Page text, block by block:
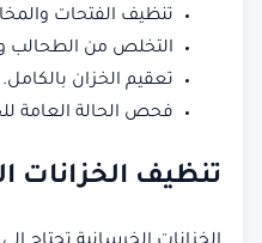
تنظيف الفتحات
التخلص من الطحالب
تعقيم الخزان بالكامل.
فحص الحالة العامة
تنظيف الخزانات